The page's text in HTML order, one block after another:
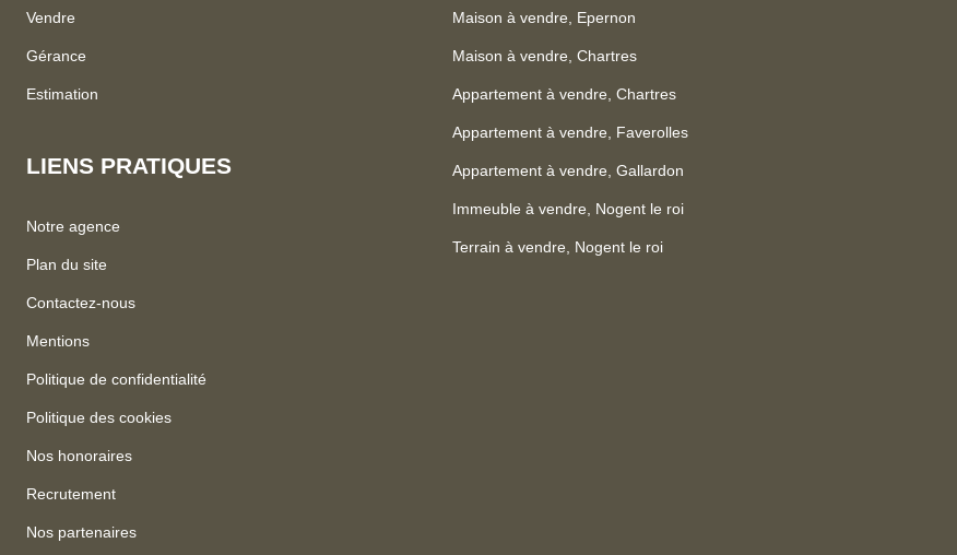
Vendre
Gérance
Estimation
LIENS PRATIQUES
Notre agence
Plan du site
Contactez-nous
Mentions
Politique de confidentialité
Politique des cookies
Nos honoraires
Recrutement
Nos partenaires
Maison à vendre, Epernon
Maison à vendre, Chartres
Appartement à vendre, Chartres
Appartement à vendre, Faverolles
Appartement à vendre, Gallardon
Immeuble à vendre, Nogent le roi
Terrain à vendre, Nogent le roi